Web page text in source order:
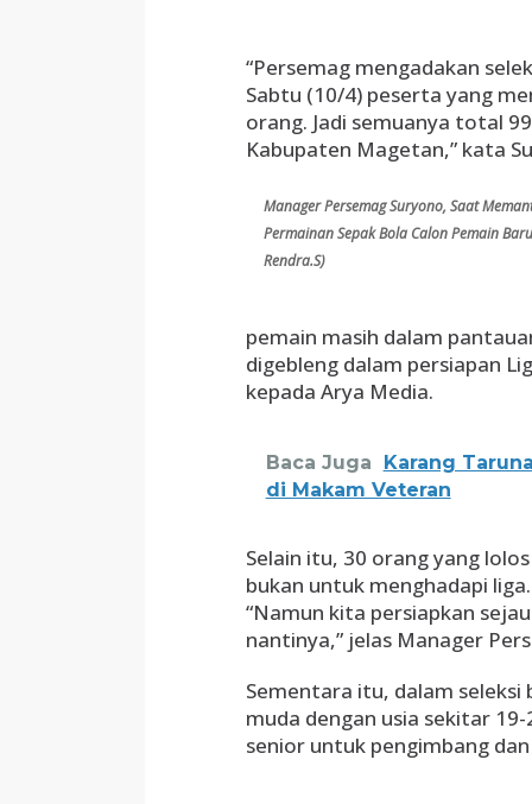
“Persemag mengadakan
Sabtu (10/4) peserta yang
orang. Jadi semuanya total
Kabupaten Magetan,” kata
Manager Persemag Suryono, Saat
Permainan Sepak Bola Calon Pemain
Rendra.S)
pemain masih dalam
digebleng dalam persiapan
kepada Arya Media.
Baca Juga
Karang
di Makam Veteran
Selain itu, 30 orang yang
bukan untuk menghadapi
“Namun kita persiapkan
nantinya,” jelas Manager
Sementara itu, dalam
muda dengan usia sekitar
senior untuk pengimbang